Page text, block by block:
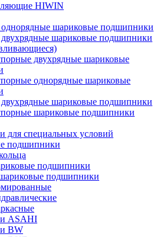
HIWIN
однорядные шариковые подшипники
шариковые подшипники
двухрядные шариковые
однорядные шариковые
шариковые подшипники
шариковые подшипники
для специальных условий
подшипники
подшипники
подшипники
ASAHI
BW